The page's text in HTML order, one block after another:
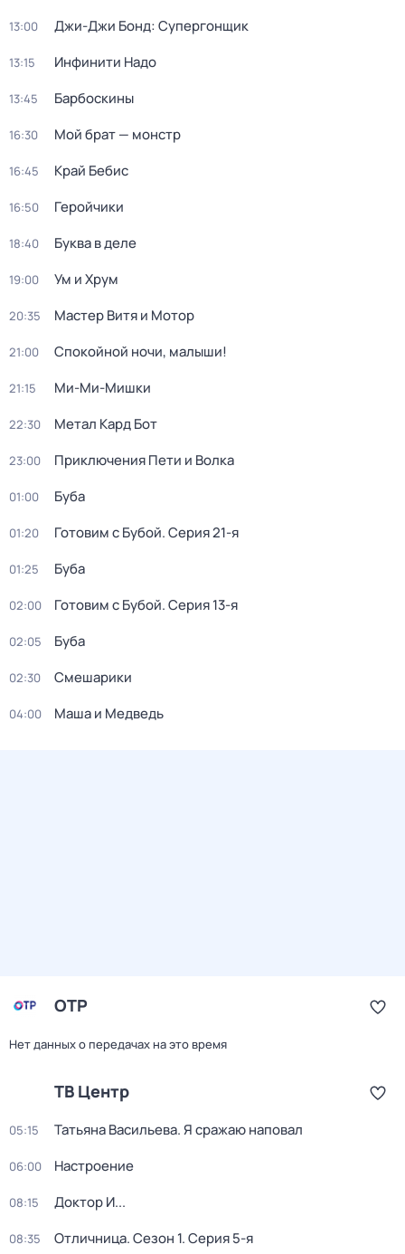
13:00 Джи-Джи Бонд: Супергонщик
13:15 Инфинити Надо
13:45 Барбоскины
16:30 Мой брат — монстр
16:45 Край Бебис
16:50 Геройчики
18:40 Буква в деле
19:00 Ум и Хрум
20:35 Мастер Витя и Мотор
21:00 Спокойной ночи, малыши!
21:15 Ми-Ми-Мишки
22:30 Метал Кард Бот
23:00 Приключения Пети и Волка
01:00 Буба
01:20 Готовим с Бубой. Серия 21-я
01:25 Буба
02:00 Готовим с Бубой. Серия 13-я
02:05 Буба
02:30 Смешарики
04:00 Маша и Медведь
ОТР
Нет данных о передачах на это время
ТВ Центр
05:15 Татьяна Васильева. Я сражаю наповал
06:00 Настроение
08:15 Доктор И...
08:35 Отличница. Сезон 1. Серия 5-я